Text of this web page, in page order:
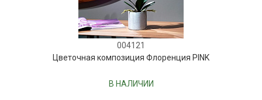
004121
Цветочная композиция Флоренция PINK
В НАЛИЧИИ